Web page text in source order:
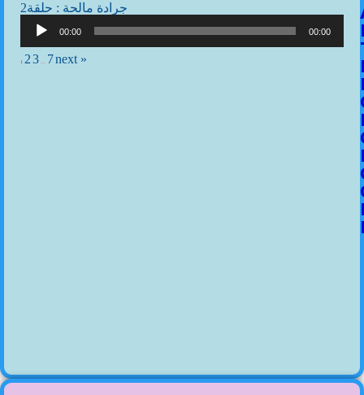
2جرادة مالحة : حلقة
00:00 00:00
1 23 7next »